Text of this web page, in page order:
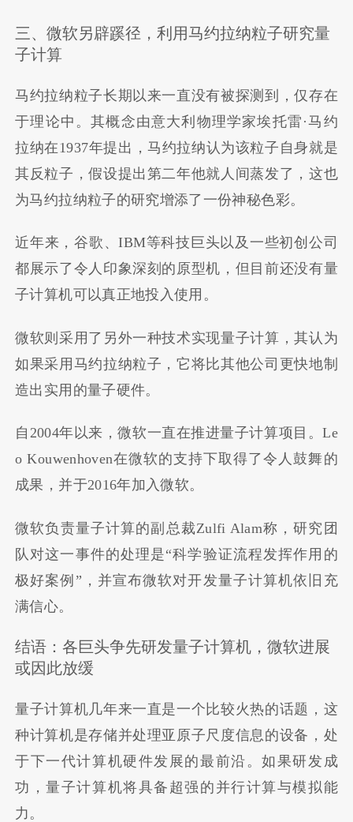
三、微软另辟蹊径，利用马约拉纳粒子研究量
子计算
马约拉纳粒子长期以来一直没有被探测到，仅存在
于理论中。其概念由意大利物理学家埃托雷·马约
拉纳在1937年提出，马约拉纳认为该粒子自身就是
其反粒子，假设提出第二年他就人间蒸发了，这也
为马约拉纳粒子的研究增添了一份神秘色彩。
近年来，谷歌、IBM等科技巨头以及一些初创公司
都展示了令人印象深刻的原型机，但目前还没有量
子计算机可以真正地投入使用。
微软则采用了另外一种技术实现量子计算，其认为
如果采用马约拉纳粒子，它将比其他公司更快地制
造出实用的量子硬件。
自2004年以来，微软一直在推进量子计算项目。Le
o Kouwenhoven在微软的支持下取得了令人鼓舞的
成果，并于2016年加入微软。
微软负责量子计算的副总裁Zulfi Alam称，研究团
队对这一事件的处理是“科学验证流程发挥作用的
极好案例”，并宣布微软对开发量子计算机依旧充
满信心。
结语：各巨头争先研发量子计算机，微软进展
或因此放缓
量子计算机几年来一直是一个比较火热的话题，这
种计算机是存储并处理亚原子尺度信息的设备，处
于下一代计算机硬件发展的最前沿。如果研发成
功，量子计算机将具备超强的并行计算与模拟能
力。